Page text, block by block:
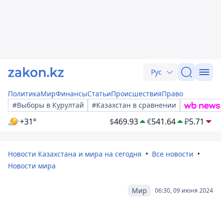
Рус
ПолитикаМирФинансыСтатьиПроисшествияПраво
#Выборы в Курултай
#Казахстан в сравнении
+31° $469.93 €541.64 ₽5.71
Новости Казахстана и мира на сегодня
Все новости
Новости мира
06:30, 09 июня 2024
Мир